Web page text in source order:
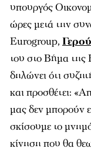
υπουργός
ώρες μετά την
Eurogroup,
του στο Βήμα
δηλώνει ότι
και προσθέτει:
μας δεν μπορούν
σκίσουμε το
κίνηση που θα